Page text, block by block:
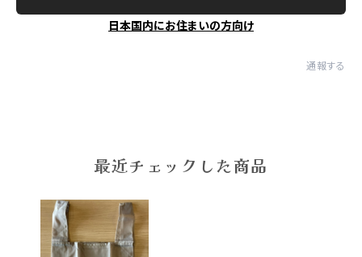
日本国内にお住まいの方向け
通報する
最近チェックした商品